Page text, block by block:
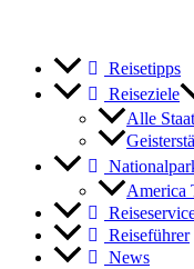
Reisetipps
Reiseziele
Alle
America
Reiseführer
News